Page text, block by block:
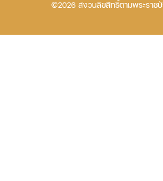
©2026 สงวนลิขสิทธิ์ตามพระราช